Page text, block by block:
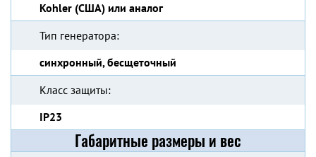
Kohler (США) или аналог
Тип генератора:
синхронный, бесщеточный
Класс защиты:
IP23
Габаритные размеры и вес